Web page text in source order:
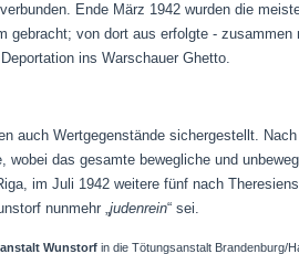
Ende März 1942 wurden die
gebracht; von dort aus erfolgte - zusammen
ins Warschauer Ghetto.
auch Wertgegenstände sichergestellt.
wobei das gesamte bewegliche und
im Juli 1942 weitere fünf nach
nunmehr „judenrein“ sei.
Wunstorf in die Tötungsanstalt Brandenburg/